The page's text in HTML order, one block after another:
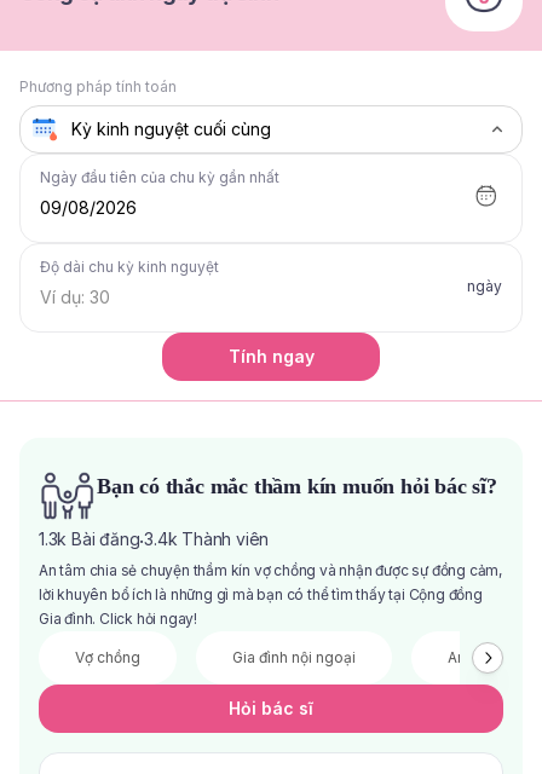
Phương pháp tính toán
Ngày đầu tiên của chu kỳ gần nhất
09/08/2026
Độ dài chu kỳ kinh nguyệt
ngày
Tính ngay
Bạn có thắc mắc thầm kín muốn hỏi bác sĩ?
1.3k Bài đăng·3.4k Thành viên
An tâm chia sẻ chuyện thầm kín vợ chồng và nhận được sự đồng cảm,
lời khuyên bổ ích là những gì mà bạn có thể tìm thấy tại Cộng đồng
Gia đình. Click hỏi ngay!
Vợ chồng Gia đình nội ngoại Anh chị em
Hỏi bác sĩ